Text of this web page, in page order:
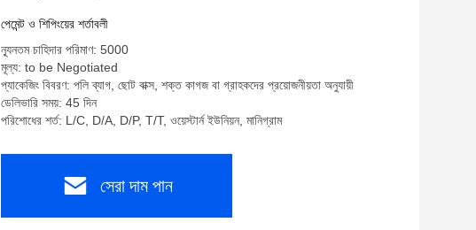
পেমেন্ট ও শিপিংয়ের শর্তাবলী
ন্যূনতম চাহিদার পরিমাণ: 5000
মূল্য: to be Negotiated
প্যাকেজিং বিবরণ: পলি ব্যাগ, ছোট বাক্স, শক্ত কাগজ বা গ্রাহকদের প্রয়োজনীয়তা অনুযায়ী
ডেলিভারি সময়: 45 দিন
পরিশোধের শর্ত: L/C, D/A, D/P, T/T, ওয়েস্টার্ন ইউনিয়ন, মানিগ্রাম
সেরা দাম পান